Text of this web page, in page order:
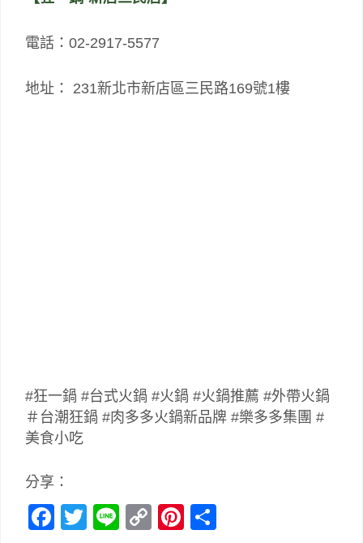
電話：02-2917-5577
地址： 231新北市新店區三民路169號1樓
#狂一鍋 #台式火鍋 #火鍋 #火鍋推薦 #外帶火鍋
＃台潮狂鍋 #肉多多火鍋新品牌 #樂多多集團 #
美食小吃
分享：
Facebook
Twitter
LineCopyPinterest